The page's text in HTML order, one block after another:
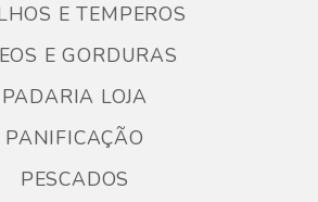
E TEMPEROS
E GORDURAS
PADARIA LOJA
PANIFICAÇÃO
PESCADOS